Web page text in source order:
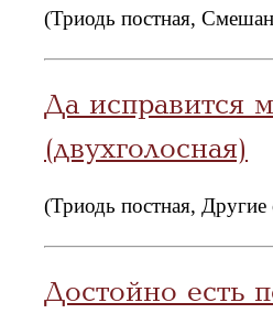
(Триодь постная,
Да исправится
(двухголосная)
(Триодь постная, Другие
Достойно есть